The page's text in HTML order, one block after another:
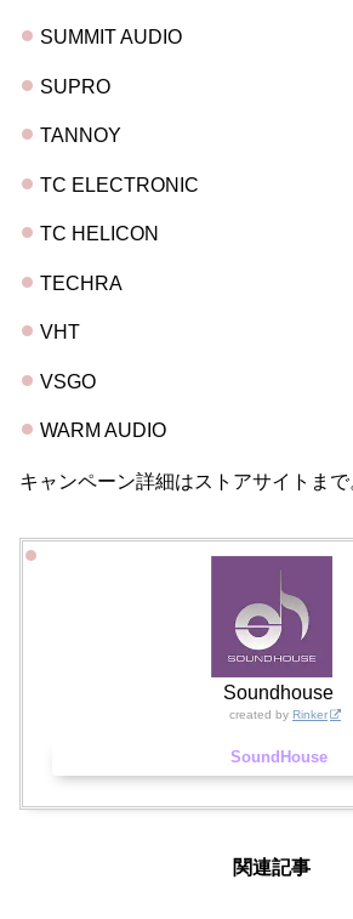
SUMMIT AUDIO
SUPRO
TANNOY
TC ELECTRONIC
TC HELICON
TECHRA
VHT
VSGO
WARM AUDIO
キャンペーン詳細はストアサイトまで
Soundhouse
created by Rinker
SoundHouse
関連記事